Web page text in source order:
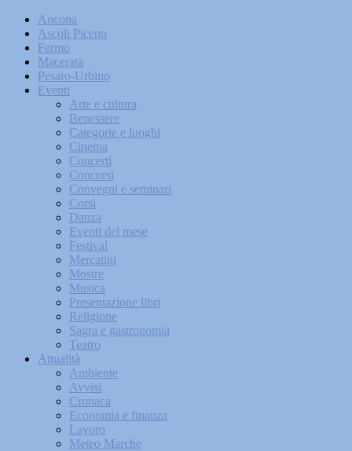
Ancona
Ascoli Piceno
Fermo
Macerata
Pesaro-Urbino
Eventi
Arte e cultura
Benessere
Categorie e luoghi
Cinema
Concerti
Concorsi
Convegni e seminari
Corsi
Danza
Eventi del mese
Festival
Mercatini
Mostre
Musica
Presentazione libri
Religione
Sagra e gastronomia
Teatro
Attualità
Ambiente
Avvisi
Cronaca
Economia e finanza
Lavoro
Meteo Marche